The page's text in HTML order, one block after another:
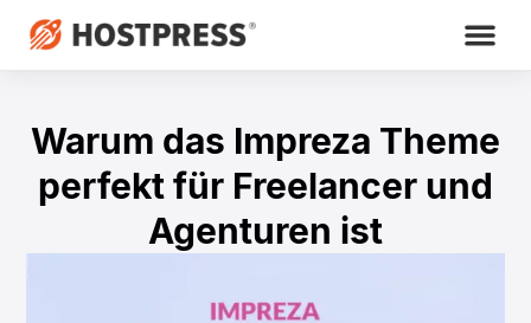
Warum das Impreza Theme
perfekt für Freelancer und
Agenturen ist